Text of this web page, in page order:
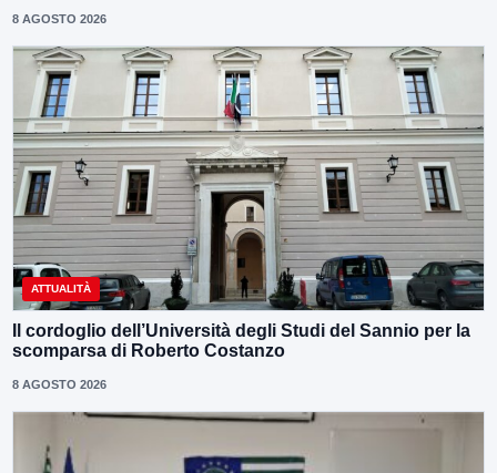
8 AGOSTO 2026
ATTUALITÀ
Il cordoglio dell’Università degli Studi del Sannio per la
scomparsa di Roberto Costanzo
8 AGOSTO 2026